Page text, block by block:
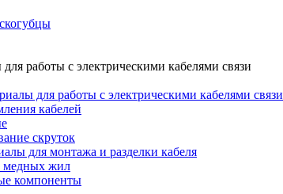
работы с электрическими кабелями связи
для работы с электрическими кабелями связи
кабелей
скруток
для монтажа и разделки кабеля
медных жил
компоненты